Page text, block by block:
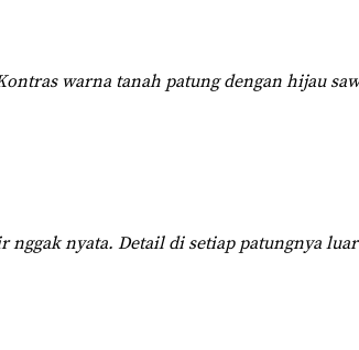
warna tanah patung dengan hijau
nyata. Detail di setiap patungnya